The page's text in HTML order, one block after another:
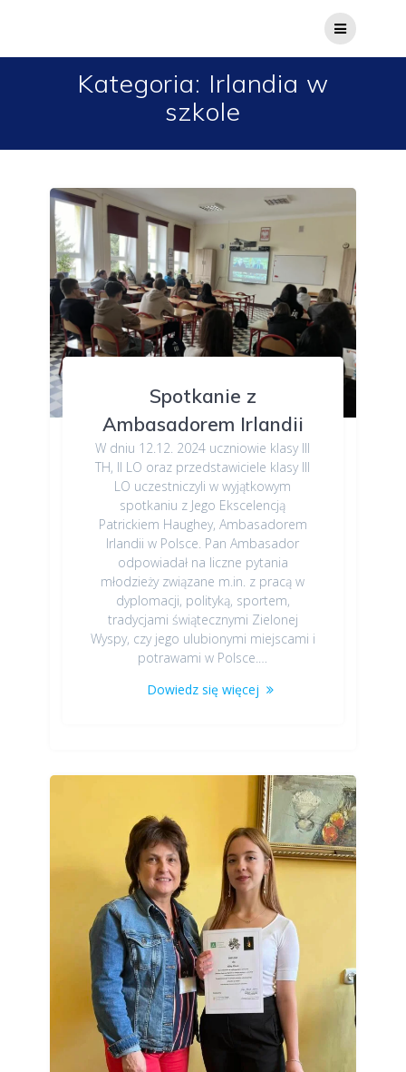
Kategoria: Irlandia w
szkole
Spotkanie z
Ambasadorem Irlandii
W dniu 12.12. 2024 uczniowie klasy III
TH, II LO oraz przedstawiciele klasy III
LO uczestniczyli w wyjątkowym
spotkaniu z Jego Ekscelencją
Patrickiem Haughey, Ambasadorem
Irlandii w Polsce. Pan Ambasador
odpowiadał na liczne pytania
młodzieży związane m.in. z pracą w
dyplomacji, polityką, sportem,
tradycjami świątecznymi Zielonej
Wyspy, czy jego ulubionymi miejscami i
potrawami w Polsce.…
Dowiedz się więcej